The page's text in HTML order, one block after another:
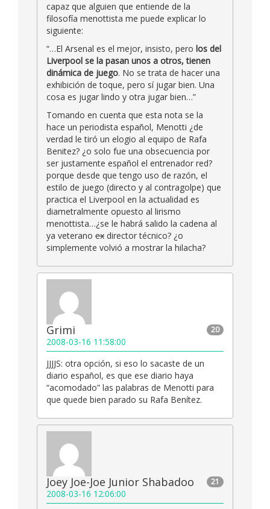
capaz que alguien que entiende de la
filosofía menottista me puede explicar lo
siguiente:
“…El Arsenal es el mejor, insisto, pero los del
Liverpool se la pasan unos a otros, tienen
dinámica de juego. No se trata de hacer una
exhibición de toque, pero sí jugar bien. Una
cosa es jugar lindo y otra jugar bien…”
Tomando en cuenta que esta nota se la
hace un periodista español, Menotti ¿de
verdad le tiró un elogio al equipo de Rafa
Benitez? ¿o solo fue una obsecuencia por
ser justamente español el entrenador red?
porque desde que tengo uso de razón, el
estilo de juego (directo y al contragolpe) que
practica el Liverpool en la actualidad es
diametralmente opuesto al lirismo
menottista…¿se le habrá salido la cadena al
ya veterano ex director técnico? ¿o
simplemente volvió a mostrar la hilacha?
20
Grimi
2008-03-16 11:58:00
JJJJS: otra opción, si eso lo sacaste de un
diario español, es que ese diario haya
“acomodado” las palabras de Menotti para
que quede bien parado su Rafa Benítez.
21
Joey Joe-Joe Junior Shabadoo
2008-03-16 12:06:00